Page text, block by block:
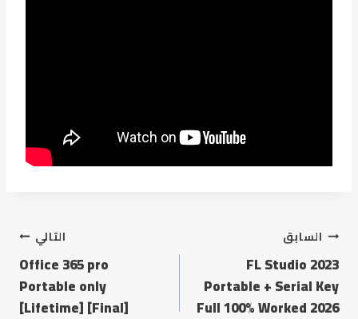
السابق
FL Studio 2023
Portable + Serial Key
Full 100% Worked 2026
التالي
Office 365 pro
Portable only
[Lifetime] [Final]